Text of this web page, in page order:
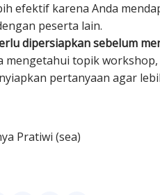
efektif karena Anda
peserta lain.
dipersiapkan sebelum
mengetahui topik
pertanyaan agar
Pratiwi (sea)